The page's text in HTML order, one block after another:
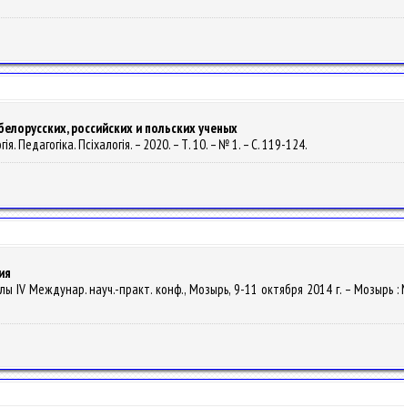
российских и польских ученых
Педагогіка. Псіхалогія. – 2020. – Т. 10. – № 1. – С. 119-124.
IV Междунар. науч.-практ. конф., Мозырь, 9-11 октября 2014 г. – Мозырь